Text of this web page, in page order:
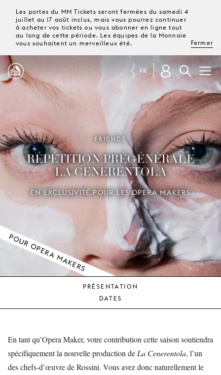
Les portes du MM Tickets seront fermées du samedi 4
juillet au 17 août inclus, mais vous pourrez continuer
à acheter vos tickets ou vous abonner en ligne tout
au long de cette période. Les équipes de la Monnaie
vous souhaitent un merveilleux été.
Fermer
PROGRAMME
MAGAZINE
TICKETS &
ABONNEMENTS
VOTRE
VISITE
JEUNE
PUBLIC
MONNAIE
SOUTENIR
FR
POUR OPERA MAKERS
FRIENDS
RÉPÉTITION PRÉGÉNÉRALE
LA CENERENTOLA
EN EXCLUSIVITÉ POUR LES OPERA MAKERS
PRÉSENTATION
DATES
En tant qu’Opera Maker, votre contribution cette saison soutiendra
spécifiquement la nouvelle production de La Cenerentola, l’un
des chefs-d’œuvre de Rossini. Vous avez donc naturellement le